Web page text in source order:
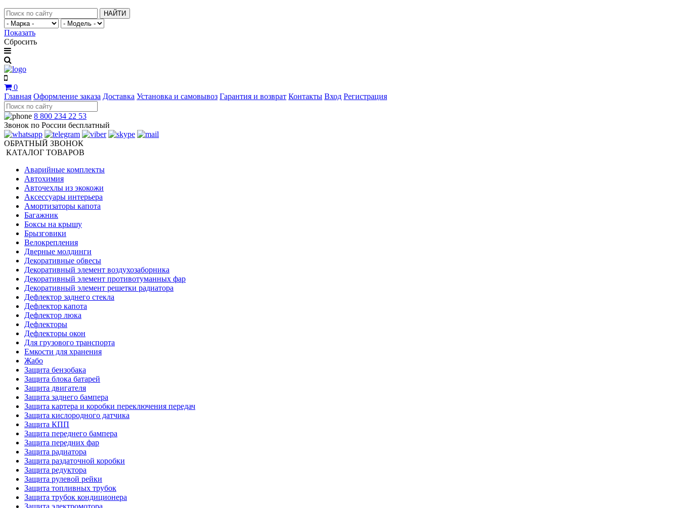
НАЙТИ
Показать
Сбросить
0
Главная Оформление заказа Доставка Установка и самовывоз Гарантия и возврат Контакты Вход Регистрация
8 800 234 22 53
Звонок по России бесплатный
ОБРАТНЫЙ ЗВОНОК
КАТАЛОГ ТОВАРОВ
Аварийные комплекты
Автохимия
Авточехлы из экокожи
Аксессуары интерьера
Амортизаторы капота
Багажник
Боксы на крышу
Брызговики
Велокрепления
Дверные молдинги
Декоративные обвесы
Декоративный элемент воздухозаборника
Декоративный элемент противотуманных фар
Декоративный элемент решетки радиатора
Дефлектор заднего стекла
Дефлектор капота
Дефлектор люка
Дефлекторы
Дефлекторы окон
Для грузового транспорта
Емкости для хранения
Жабо
Защита бензобака
Защита блока батарей
Защита двигателя
Защита заднего бампера
Защита картера и коробки переключения передач
Защита кислородного датчика
Защита КПП
Защита переднего бампера
Защита передних фар
Защита радиатора
Защита раздаточной коробки
Защита редуктора
Защита рулевой рейки
Защита топливных трубок
Защита трубок кондиционера
Защита электромотора